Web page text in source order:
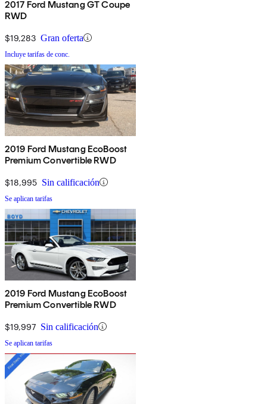
2017 Ford Mustang GT Coupe
RWD
$19,283 Gran oferta
Incluye tarifas de conc.
2019 Ford Mustang EcoBoost
Premium Convertible RWD
$18,995 Sin calificación
Se aplican tarifas
2019 Ford Mustang EcoBoost
Premium Convertible RWD
$19,997 Sin calificación
Se aplican tarifas